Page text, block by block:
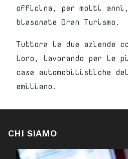
officina, per molti
blasonate Gran Turismo.
Tuttora le due aziende
loro, lavorando per le
case automobilistiche
emiliano.
CHI SIAMO